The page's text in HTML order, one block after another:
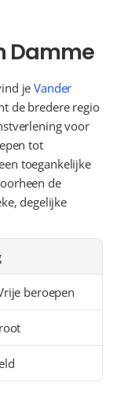
Damme
je Vander
de bredere regio
voor
tot
toegankelijke
de
degelijke
beroepen